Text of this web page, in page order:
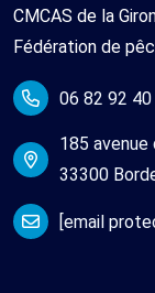
CMCAS de la
Fédération de
06 82 92 40
185 avenue
33300
[email